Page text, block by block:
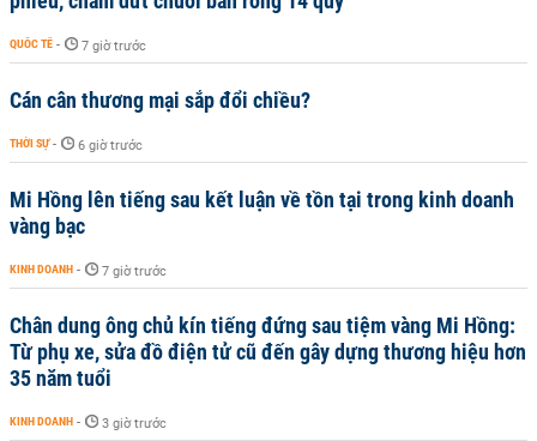
QUỐC TẾ - 7 giờ trước
Cán cân thương mại sắp đổi chiều?
THỜI SỰ - 6 giờ trước
Mi Hồng lên tiếng sau kết luận về tồn tại trong kinh doanh
vàng bạc
KINH DOANH - 7 giờ trước
Chân dung ông chủ kín tiếng đứng sau tiệm vàng Mi Hồng:
Từ phụ xe, sửa đồ điện tử cũ đến gây dựng thương hiệu hơn
35 năm tuổi
KINH DOANH - 3 giờ trước